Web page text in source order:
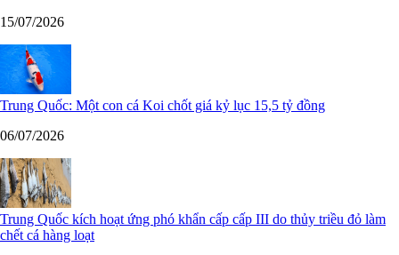
15/07/2026
Trung Quốc: Một con cá Koi chốt giá kỷ lục 15,5 tỷ đồng
06/07/2026
Trung Quốc kích hoạt ứng phó khẩn cấp cấp III do thủy triều đỏ làm
chết cá hàng loạt